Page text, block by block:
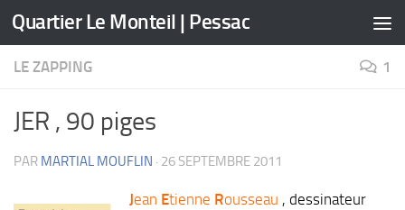
Skip to content
Quartier Le Monteil | Pessac
LE ZAPPING 1
JER , 90 piges
PAR MARTIAL MOUFLIN · 26 SEPTEMBRE 2011
Jean Etienne Rousseau , dessinateur